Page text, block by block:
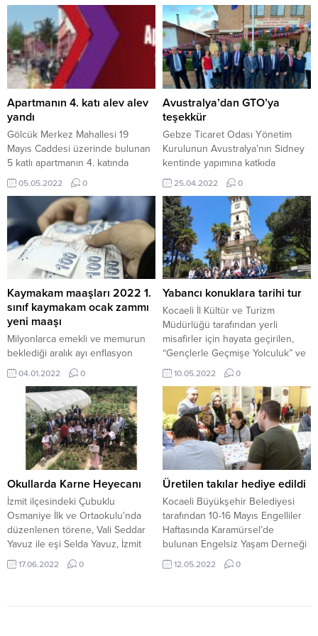
Apartmanın 4. katı alev alev
yandı
Gölcük Merkez Mahallesi 19
Mayıs Caddesi üzerinde bulunan
5 katlı apartmanın 4. katında
yangın çıktı. Edinilen bilgiye göre,
S.A.’ya ait 4. katta bilinmeyen bir
sebeple yangın çıktı. Yangın
sırasında evde bulunan anne ve
oğlu, panikle dışarıya çıkarak
yardım istedi. 112 Acil Çağrı
Merkezi’ne ihbarda
bulunulmasıyla olay yerine itfaiye,
polis ve...
05.05.2022 0
Avustralya’dan GTO’ya
teşekkür
Gebze Ticaret Odası Yönetim
Kurulunun Avustralya’nın Sidney
kentinde yapımına katkıda
bulundukları ve 2020’de açılışı
gerçekleşen Atatürk büstünün
önünde, 23 Nisan Ulusal
Egemenlik ve Çocuk Bayramı
kutlaması gerçekleşti.
Gerçekleşen kutlamaya çok
sayıda kişi katılırken Gebze
Ticaret Odası’na da böyle anlamlı
bir destekte bulunması dolayısıyla
teşekkür edildi. Kutlamaya
katılanlar Atatürk büstünün
önünde...
25.04.2022 0
Kaymakam maaşları 2022 1.
sınıf kaymakam ocak zammı
yeni maaşı
Milyonlarca emekli ve memurun
beklediği aralık ayı enflasyon
rakamları açıklandı. Maaş zammını
belirleyen enflasyon rakamı 13.58
oldu. Cumhurbaşkanı Erdoğan ise
2022 yılındaki yüzde 5 oranındaki
toplu sözleşme zammını yüzde
7.5'e çıkardıklarını söyledi ve zam
miktarı 30.5 oldu. Peki kaymakam
maaşları 2022 yılında kaç oldu?
Kaymakam zamlı ocak maaşı
19.333...
04.01.2022 0
Yabancı konuklara tarihi tur
Kocaeli İl Kültür ve Turizm
Müdürlüğü tarafından yerli
misafirler için hayata geçirilen,
“Gençlerle Geçmişe Yolculuk” ve
yabancı konuklar için hazırlanan
“Kültür Turu” ilimizin tanıtımı
açısından ilgi görmeye devam
ediyor. Başta Kocaeli’nin tarihini
gençlere aşılamayı hedefleyen
proje, yurt dışından gelen
konuklar tarafından da tercih
ediliyor. HAYRAN KALDILARSon
olarak İzmit Atatürk Ortaokulu
öncülüğünde...
10.05.2022 0
Okullarda Karne Heyecanı
İzmit ilçesindeki Çubuklu
Osmaniye İlk ve Ortaokulu'nda
düzenlenen törene, Vali Seddar
Yavuz ile eşi Selda Yavuz, İzmit
Kaymakamı Yusuf Ziya Çelikkaya
ve İl Milli Eğitim Müdürü Ömer
17.06.2022 0
Üretilen takılar hediye edildi
Kocaeli Büyükşehir Belediyesi
tarafından 10-16 Mayıs Engelliler
Haftasında Karamürsel’de
bulunan Engelsiz Yaşam Derneği
aracılığıyla 44 engelli bireye
hediyeler dağıtıldı. Büyükşehir
12.05.2022 0